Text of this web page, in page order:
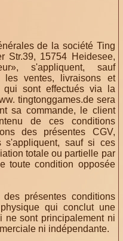
de la société Ting
Str.39, 15754 Heidesee,
s'appliquent, sauf
les ventes, livraisons et
sont effectués via la
tingtonggames.de sera
sa commande, le client
de ces conditions
des présentes CGV,
s'appliquent, sauf si ces
totale ou partielle par
toute condition opposée
présentes conditions
qui conclut une
ne sont principalement ni
ni indépendante.